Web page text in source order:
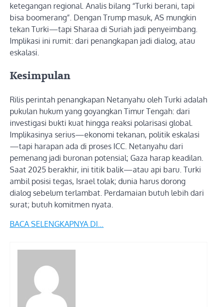
ketegangan regional. Analis bilang “Turki berani, tapi
bisa boomerang”. Dengan Trump masuk, AS mungkin
tekan Turki—tapi Sharaa di Suriah jadi penyeimbang.
Implikasi ini rumit: dari penangkapan jadi dialog, atau
eskalasi.
Kesimpulan
Rilis perintah penangkapan Netanyahu oleh Turki adalah
pukulan hukum yang goyangkan Timur Tengah: dari
investigasi bukti kuat hingga reaksi polarisasi global.
Implikasinya serius—ekonomi tekanan, politik eskalasi
—tapi harapan ada di proses ICC. Netanyahu dari
pemenang jadi buronan potensial; Gaza harap keadilan.
Saat 2025 berakhir, ini titik balik—atau api baru. Turki
ambil posisi tegas, Israel tolak; dunia harus dorong
dialog sebelum terlambat. Perdamaian butuh lebih dari
surat; butuh komitmen nyata.
BACA SELENGKAPNYA DI…